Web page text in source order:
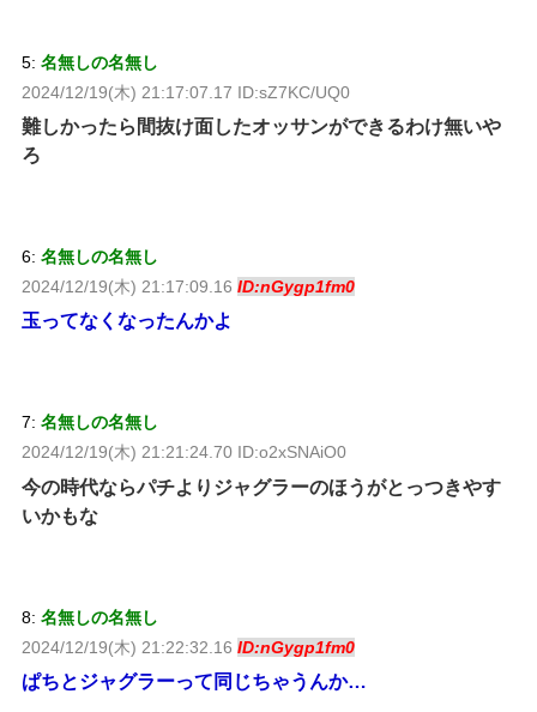
5: 名無しの名無し
2024/12/19(木) 21:17:07.17 ID:sZ7KC/UQ0
難しかったら間抜け面したオッサンができるわけ無いや
ろ
6: 名無しの名無し
2024/12/19(木) 21:17:09.16 ID:nGygp1fm0
玉ってなくなったんかよ
7: 名無しの名無し
2024/12/19(木) 21:21:24.70 ID:o2xSNAiO0
今の時代ならパチよりジャグラーのほうがとっつきやす
いかもな
8: 名無しの名無し
2024/12/19(木) 21:22:32.16 ID:nGygp1fm0
ぱちとジャグラーって同じちゃうんか…